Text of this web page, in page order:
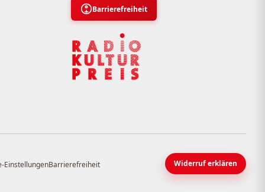
Barrierefreiheit
EinstellungenBarrierefreiheit Widerruf erklären